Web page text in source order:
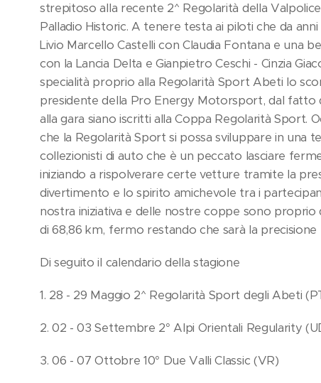
strepitoso alla recente 2^ Regolarità della
Palladio Historic. A tenere testa ai piloti che da
Livio Marcello Castelli con Claudia Fontana e una
con la Lancia Delta e Gianpietro Ceschi - Cinzia
specialità proprio alla Regolarità Sport Abeti lo
presidente della Pro Energy Motorsport, dal fatto
alla gara siano iscritti alla Coppa Regolarità
che la Regolarità Sport si possa sviluppare in una
collezionisti di auto che è un peccato lasciare
iniziando a rispolverare certe vetture tramite la
divertimento e lo spirito amichevole tra i
nostra iniziativa e delle nostre coppe sono
di 68,86 km, fermo restando che sarà la
Di seguito il calendario della stagione
1. 28 - 29 Maggio 2^ Regolarità Sport degli Abeti
2. 02 - 03 Settembre 2° Alpi Orientali Regularity
3. 06 - 07 Ottobre 10° Due Valli Classic (VR)